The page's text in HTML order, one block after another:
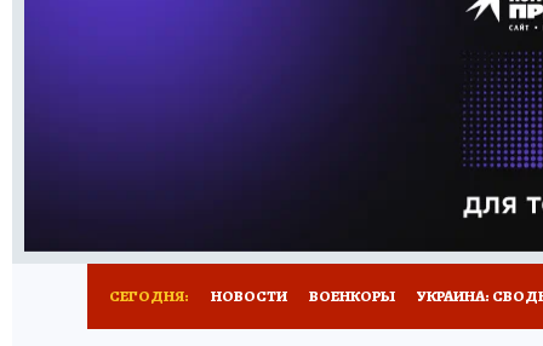
ДЕФИЦИТ
ВСЕ О
СЕГОДНЯ: НОВОСТИ ВОЕНКОРЫ УКРАИНА: